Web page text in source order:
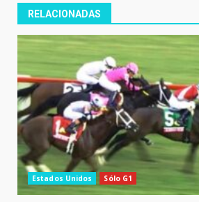
RELACIONADAS
Estados Unidos Sólo G1